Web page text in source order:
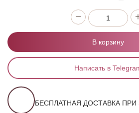
В корзину
Написать в
БЕСПЛАТНАЯ ДОСТАВКА ПРИ